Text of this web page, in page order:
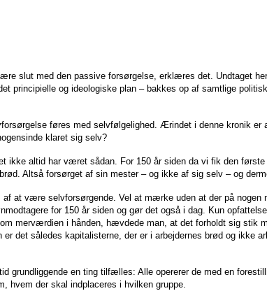
slut med den passive forsørgelse, erklæres det. Undtaget
principielle og ideologiske plan – bakkes op af samtlige
føres med selvfølgelighed. Ærindet i denne kronik
klaret sig selv?
altid har været sådan. For 150 år siden da vi fik den første
Altså forsørget af sin mester – og ikke af sig selv – og
at være selvforsørgende. Vel at mærke uden at der på nogen
for 150 år siden og gør det også i dag. Kun
merværdien i hånden, hævdede man, at det forholdt sig stik
det således kapitalisterne, der er i arbejdernes brød og ikke
grundliggende en ting tilfælles: Alle opererer de med en
hvem der skal indplaceres i hvilken gruppe.